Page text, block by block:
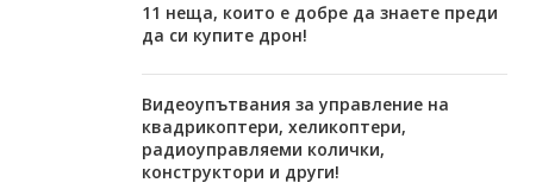
11 неща, които е добре да знаете преди
да си купите дрон!
Видеоупътвания за управление на
квадрикоптери, хеликоптери,
радиоуправляеми колички,
конструктори и други!